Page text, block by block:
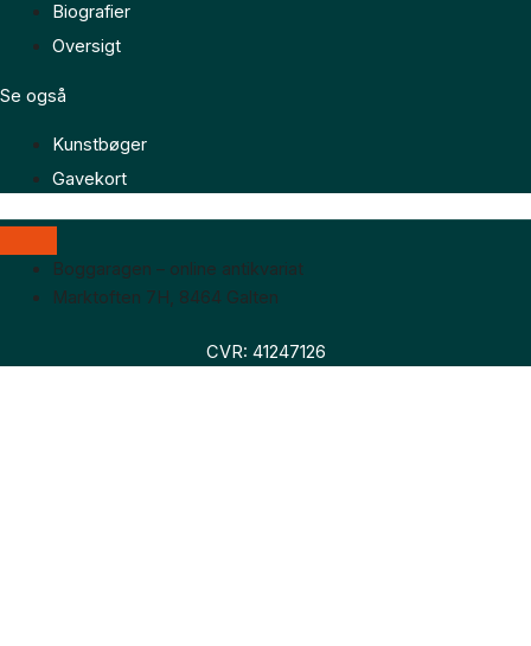
Biografier
Oversigt
Se også
Kunstbøger
Gavekort
Boggaragen – online antikvariat
Marktoften 7H, 8464 Galten
CVR: 41247126